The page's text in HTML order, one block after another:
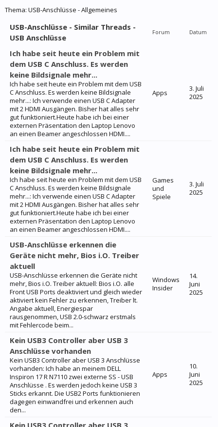
Thema: USB-Anschlüsse - Allgemeines
USB-Anschlüsse - Similar Threads -
USB Anschlüsse
Forum Datum
Ich habe seit heute ein Problem mit
dem USB C Anschluss. Es werden
keine Bildsignale mehr...
Ich habe seit heute ein Problem mit dem USB
C Anschluss. Es werden keine Bildsignale
mehr...: Ich verwende einen USB C Adapter
mit 2 HDMI Ausgängen. Bisher hat alles sehr
gut funktioniert.Heute habe ich bei einer
externen Präsentation den Laptop Lenovo
an einen Beamer angeschlossen HDMI....
Apps
3. Juli
2025
Ich habe seit heute ein Problem mit
dem USB C Anschluss. Es werden
keine Bildsignale mehr...
Ich habe seit heute ein Problem mit dem USB
C Anschluss. Es werden keine Bildsignale
mehr...: Ich verwende einen USB C Adapter
mit 2 HDMI Ausgängen. Bisher hat alles sehr
gut funktioniert.Heute habe ich bei einer
externen Präsentation den Laptop Lenovo
an einen Beamer angeschlossen HDMI....
Games
und
Spiele
3. Juli
2025
USB-Anschlüsse erkennen die
Geräte nicht mehr, Bios i.O. Treiber
aktuell
USB-Anschlüsse erkennen die Geräte nicht
mehr, Bios i.O. Treiber aktuell: Bios i.O. alle
Front USB Ports deaktiviert und gleich wieder
aktiviert kein Fehler zu erkennen, Treiber lt.
Angabe aktuell, Energiespar
rausgenommen, USB 2.0-schwarz erstmals
mit Fehlercode beim...
Windows
Insider
14.
Juni
2025
Kein USB3 Controller aber USB 3
Anschlüsse vorhanden
Kein USB3 Controller aber USB 3 Anschlüsse
vorhanden: Ich habe an meinem DELL
Inspiron 17 R N7110 zwei externe SS - USB
Anschlüsse . Es werden jedoch keine USB 3
Sticks erkannt. Die USB2 Ports funktionieren
dagegen einwandfrei und erkennen auch
den...
Apps
10.
Juni
2025
Kein USB3 Controller aber USB 3